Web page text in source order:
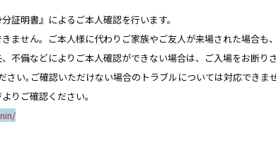
証明書』によるご本人確認を行います。
せん。ご本人様に代わりご家族やご友人が来場された場合も
不備などによりご本人確認ができない場合は、ご入場をお断り
い｡ご確認いただけない場合のトラブルについては対応できま
りご確認ください｡